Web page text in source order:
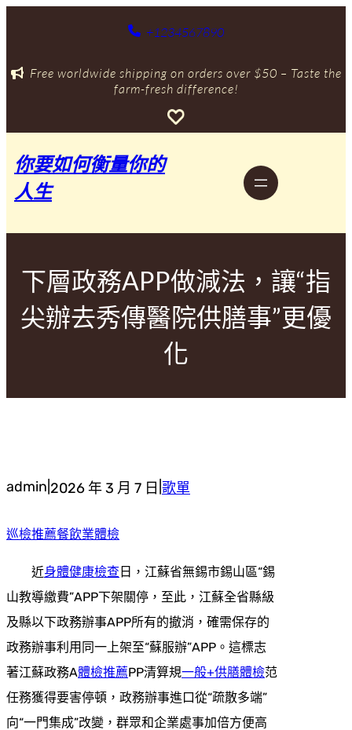
內
+1234567890
Free worldwide shipping on orders over $50 – Taste the
farm-fresh difference!
你要如何衡量你的
人生
下層政務APP做減法，讓“指
尖辦去秀傳醫院供膳事”更優
化
admin 2026 年 3 月 7 日 歌單
巡檢推薦餐飲業體檢
近身體健康檢查 日，江蘇省無錫市錫山區“錫
山教導繳費”APP下架關停，至此，江蘇全省縣級
及縣以下政務辦事APP所有的撤消，確需保存的
政務辦事利用同一上架至“蘇服辦”APP。這標志
著江蘇政務A體檢推薦PP清算規一般+供膳體檢范
任務獲得要害停頓，政務辦事進口從“疏散多端”
向“一門集成”改變，群眾和企業處事加倍方便高